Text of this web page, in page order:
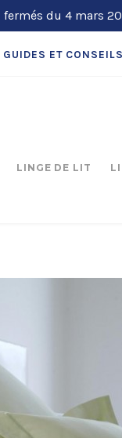
fermés du 4 mars
GUIDES ET CONSEILS
LINGE DE LIT